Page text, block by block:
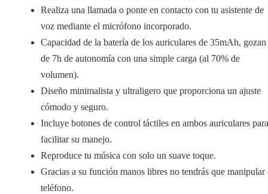
Realiza una llamada o ponte en contacto con tu asistente de
voz mediante el micrófono incorporado.
Capacidad de la batería de los auriculares de 35mAh, gozan
de 7h de autonomía con una simple carga (al 70% de
volumen).
Diseño minimalista y ultraligero que proporciona un ajuste
cómodo y seguro.
Incluye botones de control táctiles en ambos auriculares para
facilitar su manejo.
Reproduce tu música con solo un suave toque.
Gracias a su función manos libres no tendrás que manipular
teléfono.